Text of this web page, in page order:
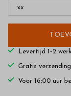
Levertijd 1-2
Gratis
Voor 16:00 uur